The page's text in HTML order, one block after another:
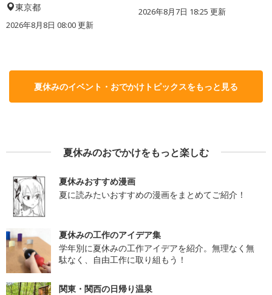
東京都
2026年8月8日 08:00更新
2026年8月7日 18:25 更新
夏休みのイベント・おでかけトピックスをもっと見る
夏休みのおでかけをもっと楽しむ
夏休みおすすめ漫画
夏に読みたいおすすめの漫画をまとめてご紹介！
夏休みの工作のアイデア集
学年別に夏休みの工作アイデアを紹介。無理なく無
駄なく、自由工作に取り組もう！
関東・関西の日帰り温泉